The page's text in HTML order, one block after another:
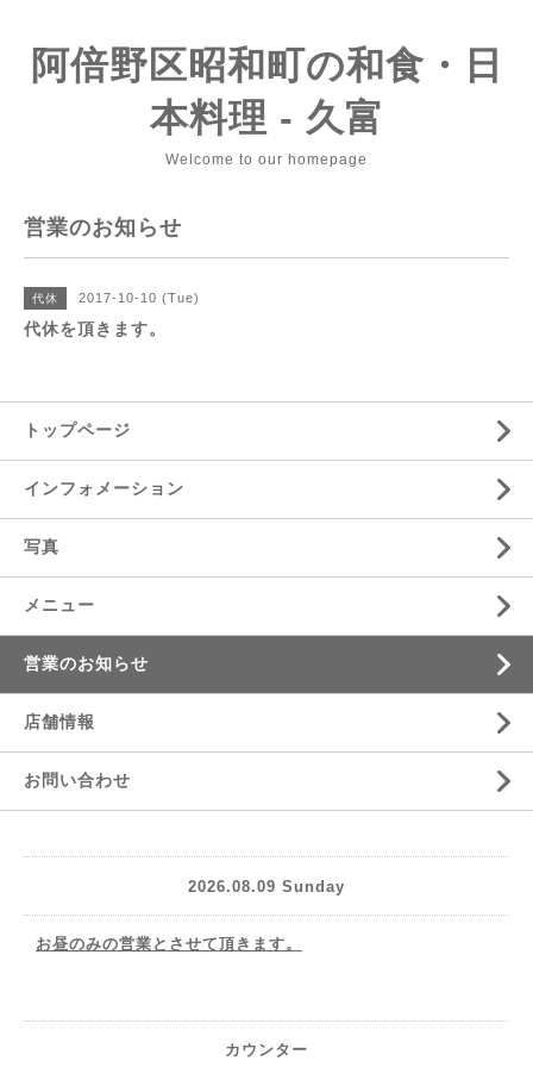
阿倍野区昭和町の和食・日
本料理 - 久富
Welcome to our homepage
営業のお知らせ
代休 2017-10-10 (Tue)
代休を頂きます。
トップページ
インフォメーション
写真
メニュー
営業のお知らせ
店舗情報
お問い合わせ
2026.08.09 Sunday
お昼のみの営業とさせて頂きます。
カウンター